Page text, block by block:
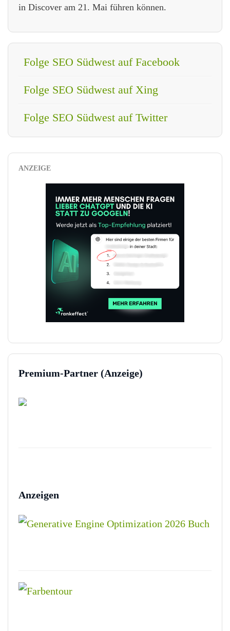
in Discover am 21. Mai führen können.
Folge SEO Südwest auf Facebook
Folge SEO Südwest auf Xing
Folge SEO Südwest auf Twitter
ANZEIGE
Premium-Partner (Anzeige)
Anzeigen